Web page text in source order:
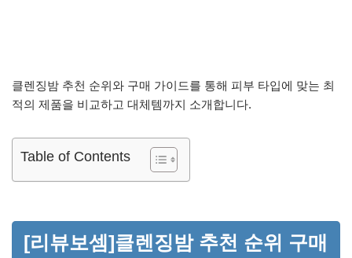
클렌징밤 추천 순위와 구매 가이드를 통해 피부 타입에 맞는 최
적의 제품을 비교하고 대체템까지 소개합니다.
Table of Contents
[리뷰보셈]클렌징밤 추천 순위 구매